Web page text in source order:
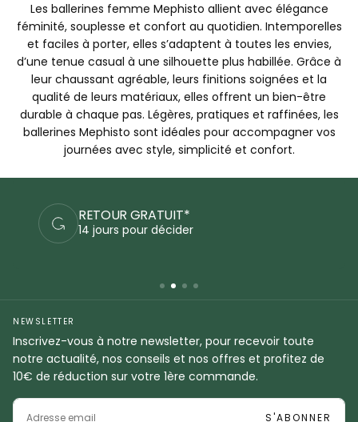
Les ballerines femme Mephisto allient avec élégance
féminité, souplesse et confort au quotidien. Intemporelles
et faciles à porter, elles s’adaptent à toutes les envies,
d’une tenue casual à une silhouette plus habillée. Grâce à
leur chaussant agréable, leurs finitions soignées et la
qualité de leurs matériaux, elles offrent un bien-être
durable à chaque pas. Légères, pratiques et raffinées, les
ballerines Mephisto sont idéales pour accompagner vos
journées avec style, simplicité et confort.
RETOUR GRATUIT*
14 jours pour décider
NEWSLETTER
Inscrivez-vous à notre newsletter, pour recevoir toute
notre actualité, nos conseils et nos offres et profitez de
10€ de réduction sur votre 1ère commande.
EMAIL
S'ABONNER